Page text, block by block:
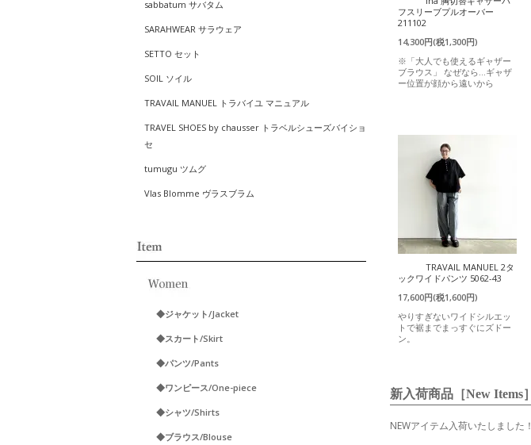
sabbatum サバタム
SARAHWEAR サラウェア
SETTO セット
SOIL ソイル
TRAVAIL MANUEL トラバイユ マニュアル
TRAVEL SHOES by chausser トラベルシューズバイショ
セ
tumugu ツムグ
Vlas Blomme ヴラスブラム
◆ジャケット/Jacket
◆スカート/Skirt
◆パンツ/Pants
◆ワンピース/One-piece
◆シャツ/Shirts
◆ブラウス/Blouse
フスリーブプルオーバー
211102
14,300円(税1,300円)
※「大人でも使えるギャザー
ブラウス」 なぜなら…ギャザ
ー位置が顔から遠いから
TRAVAIL MANUEL 2タ
ックワイドパンツ 5062-43
17,600円(税1,600円)
やりすぎないワイドシルエッ
トで裾までまっすぐにズドー
ン。
新入荷商品［New Items］
NEWアイテム入荷いたしました！